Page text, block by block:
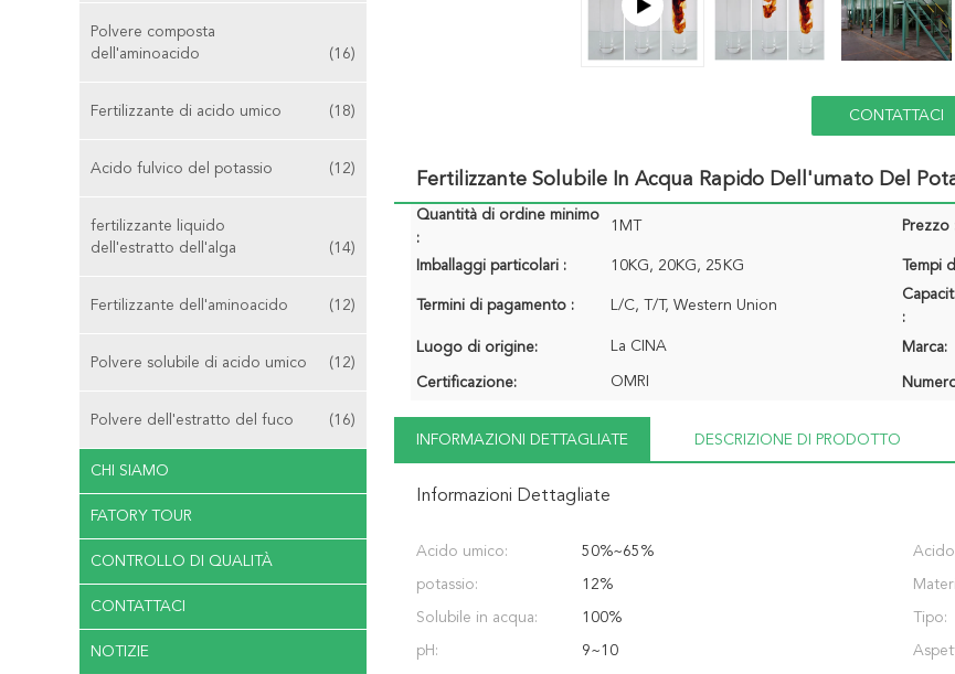
Polvere composta
dell'aminoacido
(16)
Fertilizzante di acido umico (18)
Acido fulvico del potassio (12)
fertilizzante liquido
dell'estratto dell'alga
(14)
Fertilizzante dell'aminoacido (12)
Polvere solubile di acido umico (12)
Polvere dell'estratto del fuco (16)
CHI SIAMO
FATORY TOUR
CONTROLLO DI QUALITÀ
CONTATTACI
NOTIZIE
CONTATTACI
Fertilizzante Solubile In Acqua Rapido Dell'umato Del
Quantità di ordine minimo
:
1MT Prezzo
Imballaggi particolari : 10KG, 20KG, 25KG Tempi
Termini di pagamento : L/C, T/T, Western Union
:
Luogo di origine: La CINA Marca:
Certificazione: OMRI
INFORMAZIONI DETTAGLIATE DESCRIZIONE DI PRODOTTO
Informazioni Dettagliate
Acido umico: 50%~65%
potassio: 12%
Solubile in acqua: 100% Tipo:
pH: 9~10